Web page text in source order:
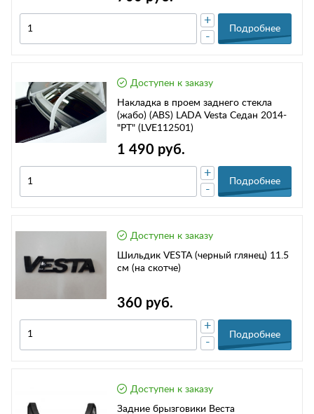
-
+
Подробнее
Доступен к заказу
Накладка в проем заднего стекла
(жабо) (ABS) LADA Vesta Седан 2014-
"PT" (LVE112501)
1 490 руб.
-
+
Подробнее
Доступен к заказу
Шильдик VESTA (черный глянец) 11.5
см (на скотче)
360 руб.
-
+
Подробнее
Доступен к заказу
Задние брызговики Веста